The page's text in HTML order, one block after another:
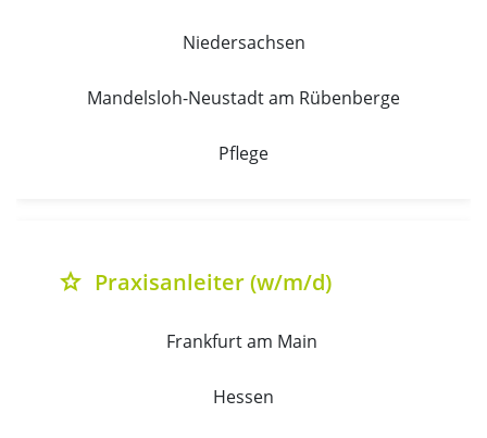
Niedersachsen
Mandelsloh-Neustadt am Rübenberge
Pflege
grade Praxisanleiter (w/m/d)
Frankfurt am Main
Hessen